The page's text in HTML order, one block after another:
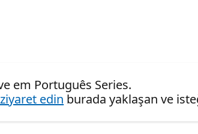
em Português Series.
ziyaret edin burada yaklaşan ve